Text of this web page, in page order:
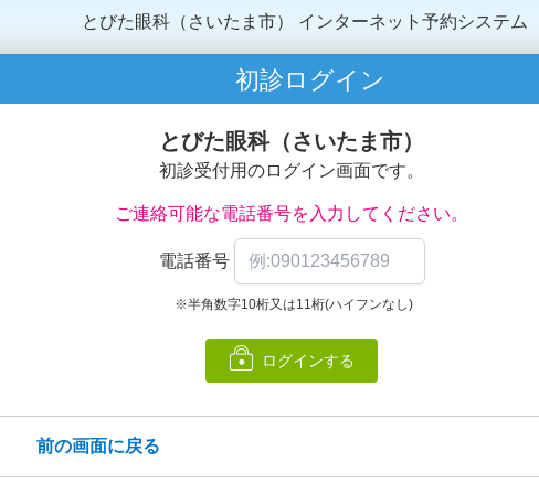
とびた眼科（さいたま市） インターネット予約システム
初診ログイン
とびた眼科（さいたま市）
初診受付用のログイン画面です。
ご連絡可能な電話番号を入力してください。
電話番号
※半角数字10桁又は11桁(ハイフンなし)
ログインする
前の画面に戻る